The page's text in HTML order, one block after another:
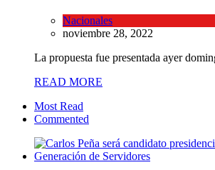
Nacionales
noviembre 28, 2022
La propuesta fue presentada ayer
READ MORE
Most Read
Commented